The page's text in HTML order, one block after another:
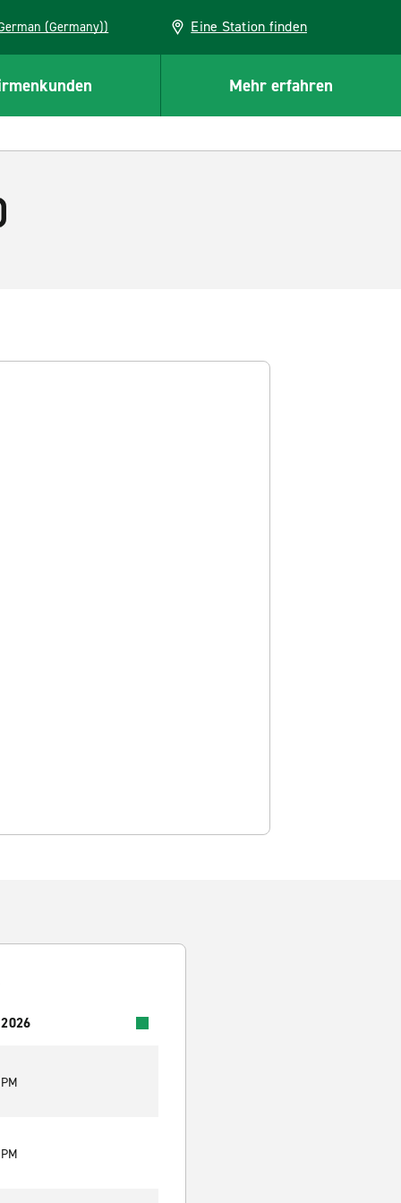
(German (Germany)) Eine Station finden
Mehr erfahren